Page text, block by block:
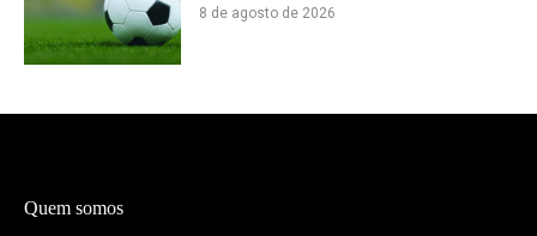
8 de agosto de 2026
Quem somos